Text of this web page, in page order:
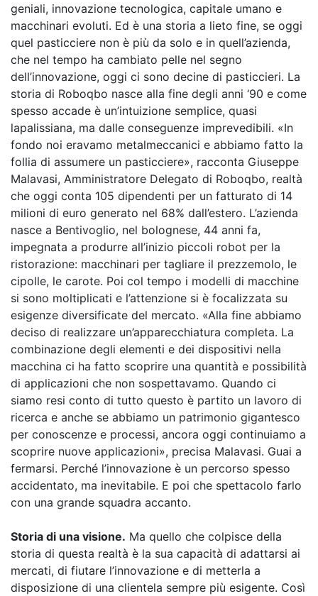
geniali, innovazione tecnologica, capitale umano e
macchinari evoluti. Ed è una storia a lieto fine, se oggi
quel pasticciere non è più da solo e in quell’azienda,
che nel tempo ha cambiato pelle nel segno
dell’innovazione, oggi ci sono decine di pasticcieri. La
storia di Roboqbo nasce alla fine degli anni ‘90 e come
spesso accade è un’intuizione semplice, quasi
lapalissiana, ma dalle conseguenze imprevedibili. «In
fondo noi eravamo metalmeccanici e abbiamo fatto la
follia di assumere un pasticciere», racconta Giuseppe
Malavasi, Amministratore Delegato di Roboqbo, realtà
che oggi conta 105 dipendenti per un fatturato di 14
milioni di euro generato nel 68% dall’estero. L’azienda
nasce a Bentivoglio, nel bolognese, 44 anni fa,
impegnata a produrre all’inizio piccoli robot per la
ristorazione: macchinari per tagliare il prezzemolo, le
cipolle, le carote. Poi col tempo i modelli di macchine
si sono moltiplicati e l’attenzione si è focalizzata su
esigenze diversificate del mercato. «Alla fine abbiamo
deciso di realizzare un’apparecchiatura completa. La
combinazione degli elementi e dei dispositivi nella
macchina ci ha fatto scoprire una quantità e possibilità
di applicazioni che non sospettavamo. Quando ci
siamo resi conto di tutto questo è partito un lavoro di
ricerca e anche se abbiamo un patrimonio gigantesco
per conoscenze e processi, ancora oggi continuiamo a
scoprire nuove applicazioni», precisa Malavasi. Guai a
fermarsi. Perché l’innovazione è un percorso spesso
accidentato, ma inevitabile. E poi che spettacolo farlo
con una grande squadra accanto.
Storia di una visione. Ma quello che colpisce della
storia di questa realtà è la sua capacità di adattarsi ai
mercati, di fiutare l’innovazione e di metterla a
disposizione di una clientela sempre più esigente. Così